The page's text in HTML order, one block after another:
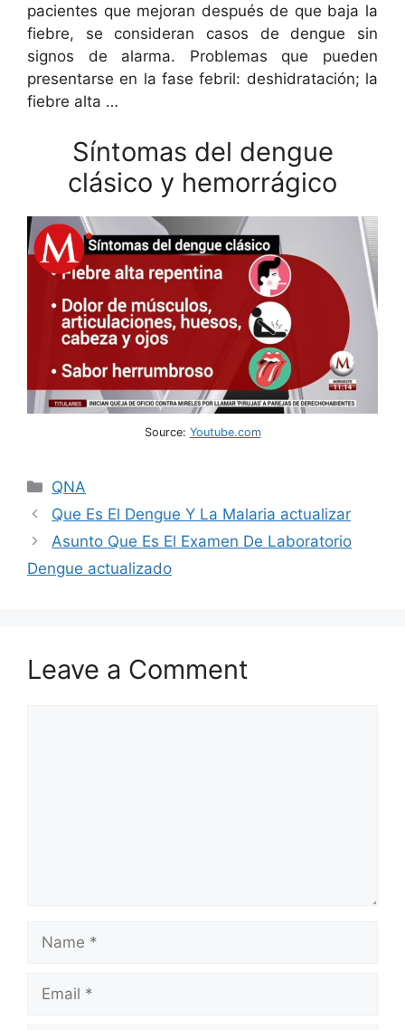
pacientes que mejoran después de que baja la
fiebre, se consideran casos de dengue sin
signos de alarma. Problemas que pueden
presentarse en la fase febril: deshidratación; la
fiebre alta …
Síntomas del dengue
clásico y hemorrágico
Source: Youtube.com
Categories
QNA
Que Es El Dengue Y La Malaria actualizar
Asunto Que Es El Examen De Laboratorio
Dengue actualizado
Leave a Comment